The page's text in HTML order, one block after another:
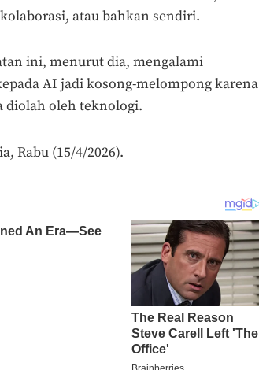
atau bahkan sendiri.
ini, menurut dia, mengalami
AI jadi kosong-melompong karena
diolah oleh teknologi.
Rabu (15/4/2026).